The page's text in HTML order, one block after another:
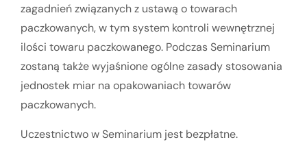
zagadnień związanych z ustawą o towarach
paczkowanych, w tym system kontroli wewnętrznej
ilości towaru paczkowanego. Podczas Seminarium
zostaną także wyjaśnione ogólne zasady stosowania
jednostek miar na opakowaniach towarów
paczkowanych.
Uczestnictwo w Seminarium jest bezpłatne.